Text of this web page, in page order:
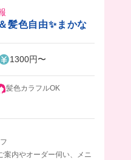
髪色自由✨まかな
1300円〜
髪色カラフルOK
内やオーダー伺い、メニ